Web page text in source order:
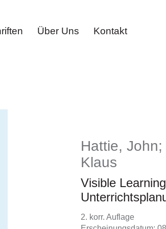
Über Uns Kontakt
Hattie, John;
Klaus
Visible Learning
2. korr. Auflage